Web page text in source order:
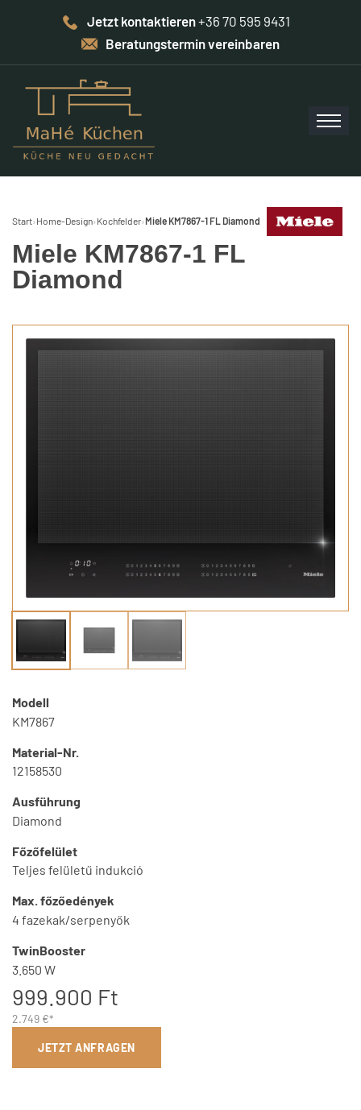
Jetzt kontaktieren+36 70 595 9431
Beratungstermin vereinbaren
Start› Home-Design› Kochfelder›Miele KM7867-1 FL Diamond
Miele KM7867-1 FL
Diamond
Modell
KM7867
Material-Nr.
12158530
Ausführung
Diamond
Főzőfelület
Teljes felületű indukció
Max. főzőedények
4 fazekak/serpenyők
TwinBooster
3.650 W
999.900 Ft
2.749 €*
JETZT ANFRAGEN